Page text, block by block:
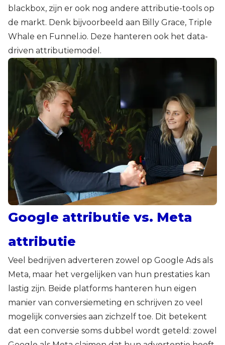
blackbox, zijn er ook nog andere attributie-tools op
de markt. Denk bijvoorbeeld aan Billy Grace, Triple
Whale en Funnel.io. Deze hanteren ook het data-
driven attributiemodel.
Google attributie vs. Meta
attributie
Veel bedrijven adverteren zowel op Google Ads als
Meta, maar het vergelijken van hun prestaties kan
lastig zijn. Beide platforms hanteren hun eigen
manier van conversiemeting en schrijven zo veel
mogelijk conversies aan zichzelf toe. Dit betekent
dat een conversie soms dubbel wordt geteld: zowel